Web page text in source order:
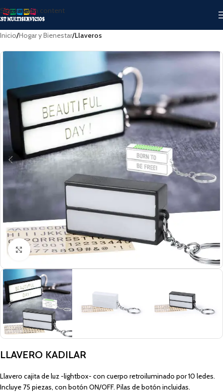
Skip to main content
Inicio Hogar y Bienestar Llaveros
Click to enlarge
LLAVERO KADILAR
Llavero cajita de luz -lightbox- con cuerpo retroiluminado por 10 ledes.
Incluye 75 piezas, con botón ON/OFF. Pilas de botón incluidas.